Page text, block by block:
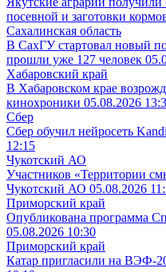
посевной и заготовки
Сахалинская область
В СахГУ стартовал новый
прошли уже 127 человек
Хабаровский край
В Хабаровском крае
кинохроники 05.08.2026
Сбер
Сбер обучил нейросеть
12:15
Чукотский АО
Участников «Территории
Чукотский АО 05.08.2026
Приморский край
Опубликована программа
05.08.2026 10:30
Приморский край
Катар пригласили на ВЭФ-